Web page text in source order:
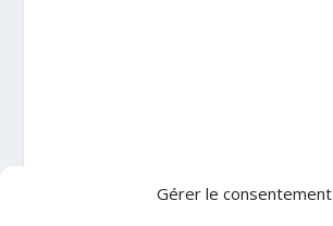
Gérer le consentement